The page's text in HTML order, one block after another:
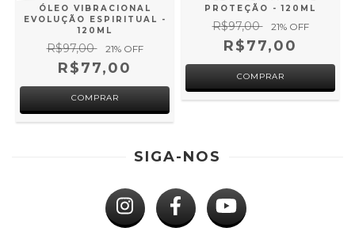
ÓLEO VIBRACIONAL
EVOLUÇÃO ESPIRITUAL -
120ML
R$97,00 21% OFF
R$77,00
PROTEÇÃO - 120ML
R$97,00 21% OFF
R$77,00
SIGA-NOS